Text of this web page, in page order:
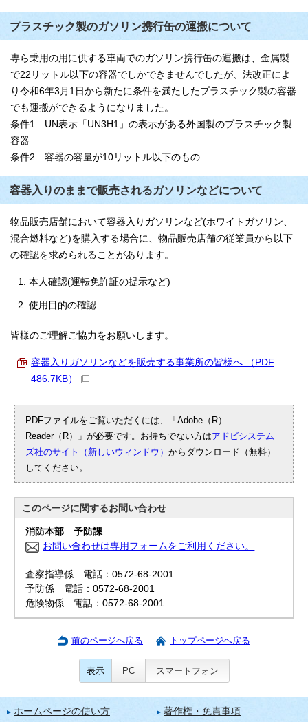
プラスチック製のガソリン携行缶の運搬について
専ら乗用の用に供する車両でのガソリン携行缶の運搬は、金属製
で22リットル以下の容器でしかできませんでしたが、法改正によ
り令和6年3月1日から新たに条件を満たしたプラスチック製の容器
でも運搬ができるようになりました。
条件1 UN表示「UN3H1」の表示がある外国製のプラスチック製
容器
条件2 容器の容量が10リットル以下のもの
容器入りのままで販売されるガソリンなどについて
物品販売店舗において容器入りガソリンなど(ホワイトガソリン、
混合燃料など)を購入する場合に、物品販売店舗の従業員から以下
の確認を求められることがあります。
本人確認(運転免許証の提示など)
使用目的の確認
皆様のご理解ご協力をお願いします。
容器入りガソリンなどを販売する事業所の皆様へ （PDF
486.7KB）
PDFファイルをご覧いただくには、「Adobe（R）
Reader（R）」が必要です。お持ちでない方はアドビシステム
ズ社のサイト（新しいウィンドウ）からダウンロード（無料）
してください。
このページに関するお問い合わせ
消防本部 予防課
お問い合わせは専用フォームをご利用ください。
査察指導係 電話：0572-68-2001
予防係 電話：0572-68-2001
危険物係 電話：0572-68-2001
前のページへ戻る トップページへ戻る
表示 PC スマートフォン
ホームページの使い方 著作権・免責事項